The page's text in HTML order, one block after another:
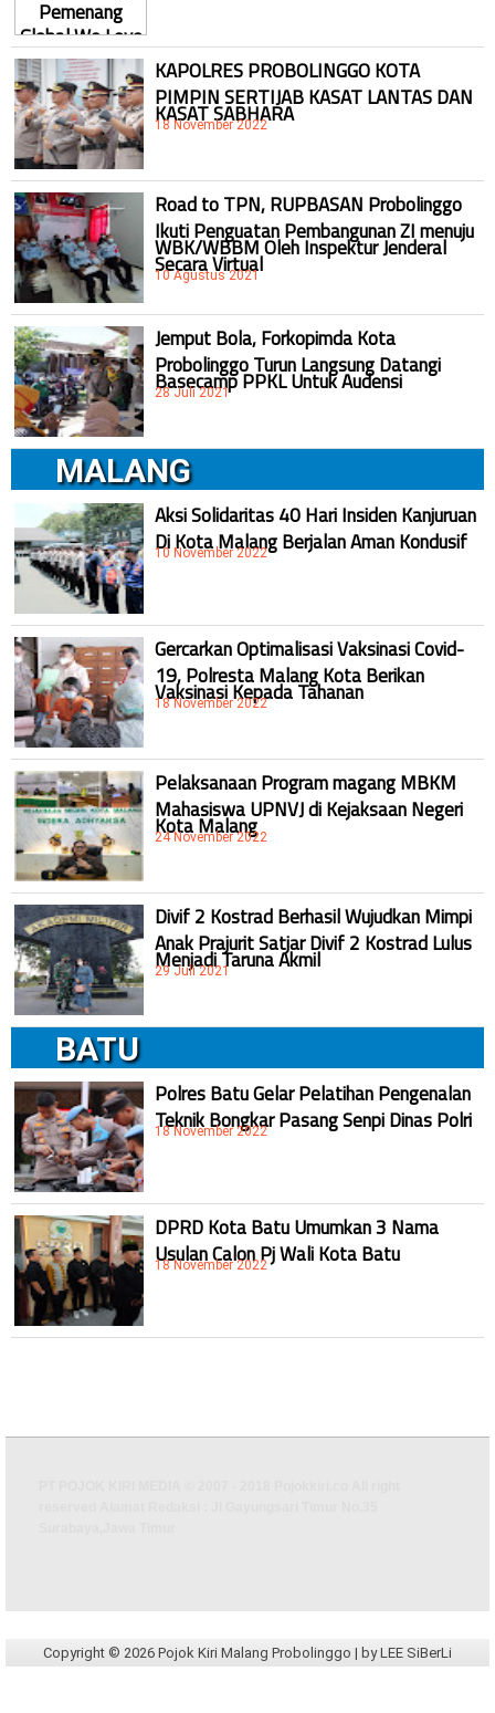
KAPOLRES PROBOLINGGO KOTA
PIMPIN SERTIJAB KASAT LANTAS DAN
KASAT SABHARA
18 November 2022
Road to TPN, RUPBASAN Probolinggo
Ikuti Penguatan Pembangunan ZI menuju
WBK/WBBM Oleh Inspektur Jenderal
Secara Virtual
10 Agustus 2021
Jemput Bola, Forkopimda Kota
Probolinggo Turun Langsung Datangi
Basecamp PPKL Untuk Audensi
28 Juli 2021
MALANG
Aksi Solidaritas 40 Hari Insiden Kanjuruan
Di Kota Malang Berjalan Aman Kondusif
10 November 2022
Gercarkan Optimalisasi Vaksinasi Covid-
19, Polresta Malang Kota Berikan
Vaksinasi Kepada Tahanan
18 November 2022
Pelaksanaan Program magang MBKM
Mahasiswa UPNVJ di Kejaksaan Negeri
Kota Malang
24 November 2022
Divif 2 Kostrad Berhasil Wujudkan Mimpi
Anak Prajurit Satjar Divif 2 Kostrad Lulus
Menjadi Taruna Akmil
29 Juli 2021
BATU
Polres Batu Gelar Pelatihan Pengenalan
Teknik Bongkar Pasang Senpi Dinas Polri
18 November 2022
DPRD Kota Batu Umumkan 3 Nama
Usulan Calon Pj Wali Kota Batu
18 November 2022
Copyright © 2026 Pojok Kiri Malang Probolinggo | byLEE SiBerLi